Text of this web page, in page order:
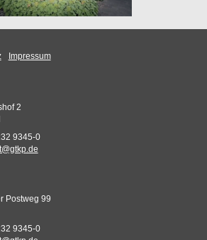
Impressum
2
9345-0
Postweg 99
9345-0